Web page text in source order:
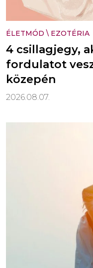
ÉLETMÓD \ EZOTÉRIA
4 csillagjegy,
fordulatot
közepén
2026.08.07.